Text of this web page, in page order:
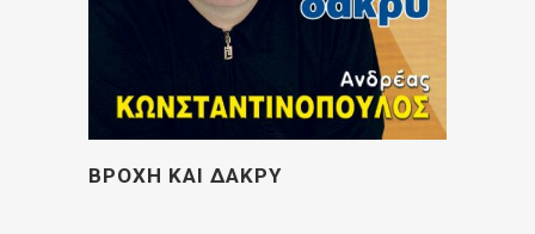
ΒΡΟΧΗ ΚΑΙ ΔΑΚΡΥ